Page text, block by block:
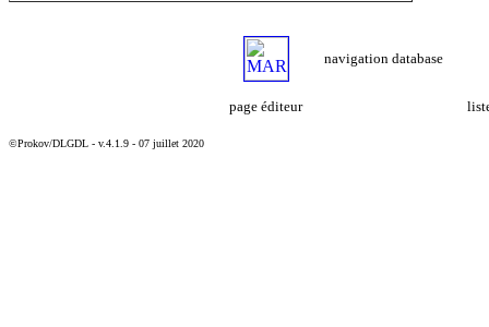
navigation database
page éditeur
©Prokov/DLGDL - v.4.1.9 - 07 juillet 2020